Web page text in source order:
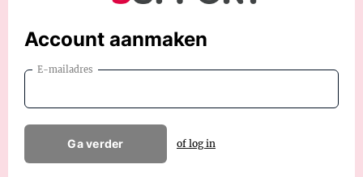
Account aanmaken
E-mailadres
Ga verder of log in